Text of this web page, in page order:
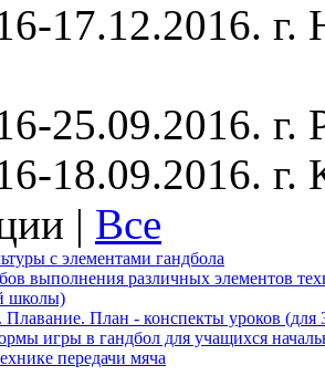
17.12.2016.
25.09.2016. г.
18.09.2016.
| Все
с элементами гандбола
выполнения различных элементов
школы)
Плавание. План - конспекты уроков (для
игры в гандбол для учащихся
передачи мяча